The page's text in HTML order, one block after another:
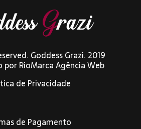
Goddess Grazi. 2019
porRioMarca Agência Web
de Privacidade
de Pagamento